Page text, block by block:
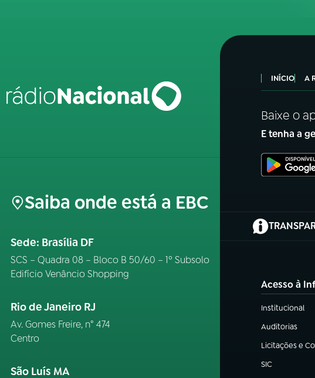
Saiba onde está a EBC
Sede: Brasília DF
SCS – Quadra 08 – Bloco B 50/60 – 1º Subsolo
Edifício Venâncio Shopping
Rio de Janeiro RJ
Av. Gomes Freire, n° 474
Centro
São Luís MA
INÍCIO A
Baixe o
E tenha a
(abre em
Acesso à
Institucional
(abre em nova
Auditorias
(abre em nova
Licitações e
(abre em nova
SIC
(abre em nova